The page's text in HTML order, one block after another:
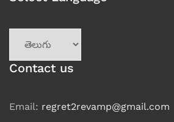
language
Contact us
Email: regret2revamp@gmail.com